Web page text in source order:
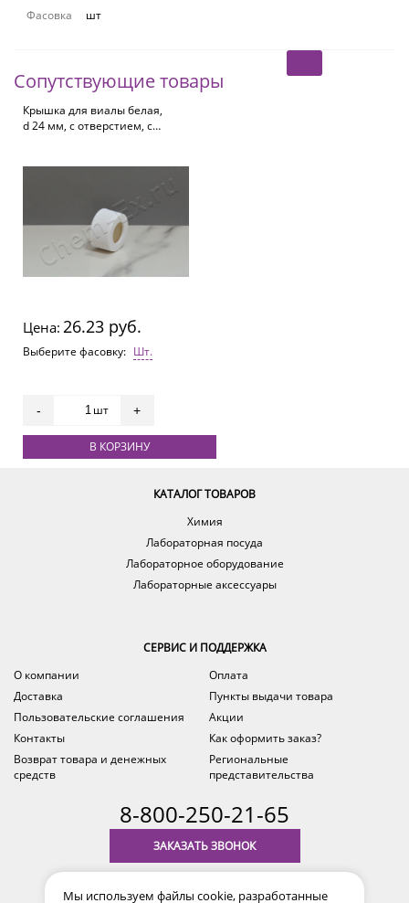
Фасовка
шт
Сопутствующие товары
Крышка для виалы белая,
d 24 мм, с отверстием, с
Цена: 26.23 руб.
Выберите фасовку: Шт.
- шт +
В КОРЗИНУ
КАТАЛОГ ТОВАРОВ
Химия
Лабораторная посуда
Лабораторное оборудование
Лабораторные аксессуары
СЕРВИС И ПОДДЕРЖКА
О компании
Оплата
Доставка
Пункты выдачи товара
Пользовательские соглашения
Акции
Контакты
Как оформить заказ?
Возврат товара и денежных
средств
Региональные
представительства
8-800-250-21-65
ЗАКАЗАТЬ ЗВОНОК
время по Уфе (MSK+2)
Мы используем файлы cookie, разработанные